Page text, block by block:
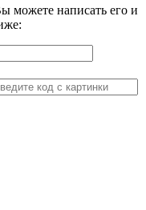
можете написать его и